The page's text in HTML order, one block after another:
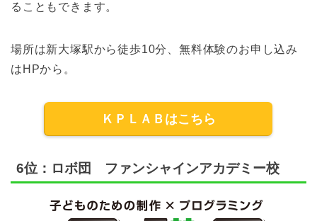
ることもできます。
場所は新大塚駅から徒歩10分、無料体験のお申し込み
はHPから。
ＫＰＬＡＢはこちら
6位：ロボ団 ファンシャインアカデミー校